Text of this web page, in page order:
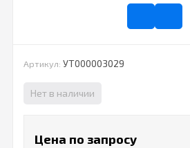
Артикул: УТ000003029
Нет в наличии
Цена по запросу